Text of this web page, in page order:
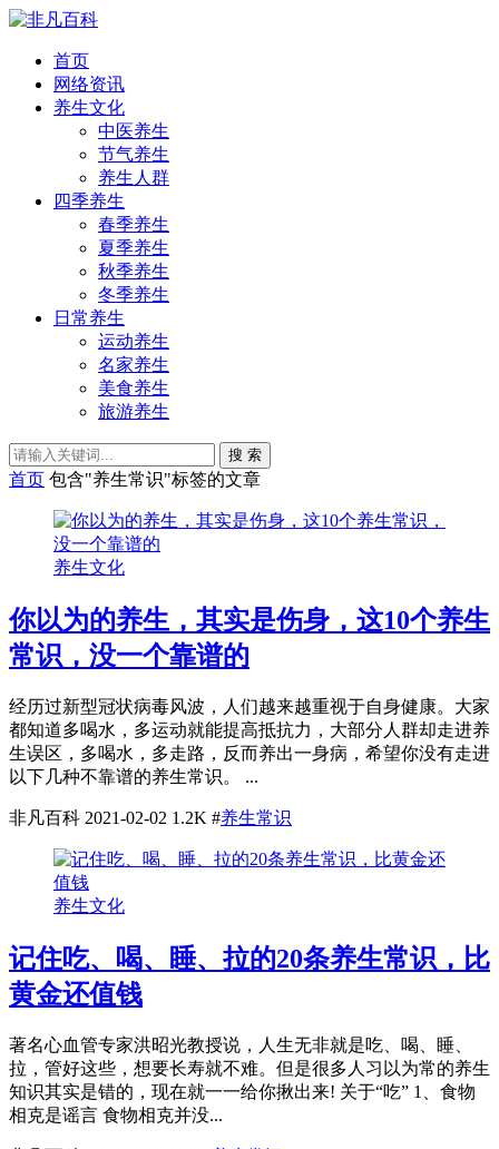
首页
网络资讯
养生文化
中医养生
节气养生
养生人群
四季养生
春季养生
夏季养生
秋季养生
冬季养生
日常养生
运动养生
名家养生
美食养生
旅游养生
搜 索
首页 包含"养生常识"标签的文章
养生文化
你以为的养生，其实是伤身，这10个养生
常识，没一个靠谱的
经历过新型冠状病毒风波，人们越来越重视于自身健康。大家
都知道多喝水，多运动就能提高抵抗力，大部分人群却走进养
生误区，多喝水，多走路，反而养出一身病，希望你没有走进
以下几种不靠谱的养生常识。 ...
非凡百科 2021-02-02 1.2K #养生常识
养生文化
记住吃、喝、睡、拉的20条养生常识，比
黄金还值钱
著名心血管专家洪昭光教授说，人生无非就是吃、喝、睡、
拉，管好这些，想要长寿就不难。但是很多人习以为常的养生
知识其实是错的，现在就一一给你揪出来! 关于“吃” 1、食物
相克是谣言 食物相克并没...